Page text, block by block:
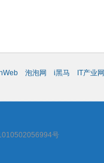
泡泡网 i黑马 IT产业网
号